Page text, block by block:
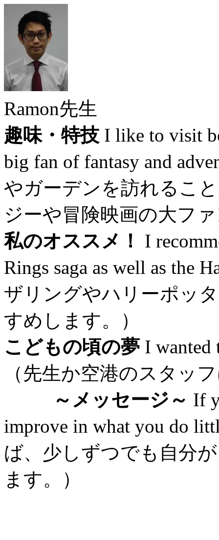
Ramon先生
趣味・特技 I like to visit
big fan of fantasy and
やガーデンを訪れるこ
ジーや冒険映画の大フ
私のオススメ！
I
Rings saga as well as the
ザリングやハリーポッ
すめします。）
こどもの頃の夢 I wanted
（先生か空港のスタッ
～メッセージ～ If
improve in what you do
ば、少しずつでも自分
ます。）